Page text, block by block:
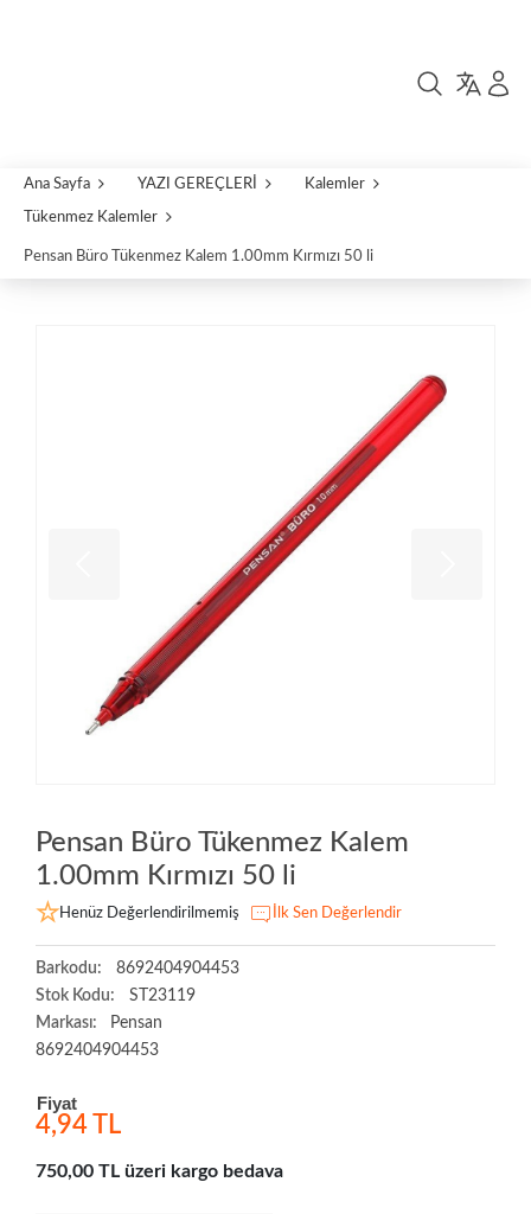
Ana Sayfa YAZI GEREÇLERİ Kalemler
Tükenmez Kalemler
Pensan Büro Tükenmez Kalem 1.00mm Kırmızı 50 li
Pensan Büro Tükenmez Kalem
1.00mm Kırmızı 50 li
Henüz Değerlendirilmemiş İlk Sen Değerlendir
Barkodu:
8692404904453
Stok Kodu:
ST23119
Markası:
Pensan
8692404904453
Fiyat
4,94 TL
750,00 TL üzeri kargo bedava